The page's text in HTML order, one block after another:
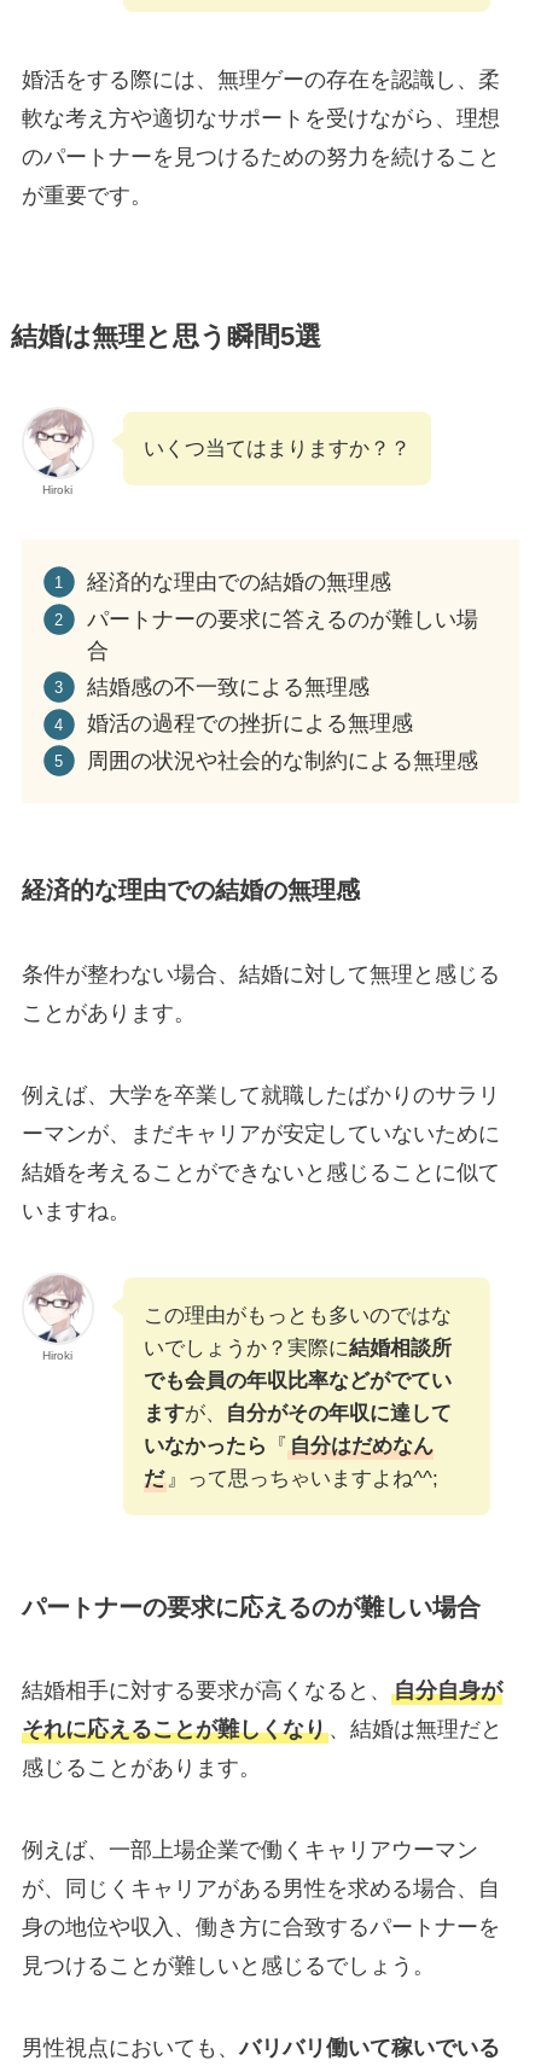
婚活をする際には、無理ゲーの存在を認識し、柔
軟な考え方や適切なサポートを受けながら、理想
のパートナーを見つけるための努力を続けること
が重要です。
結婚は無理と思う瞬間5選
Hiroki
いくつ当てはまりますか？？
経済的な理由での結婚の無理感
パートナーの要求に答えるのが難しい場
合
結婚感の不一致による無理感
婚活の過程での挫折による無理感
周囲の状況や社会的な制約による無理感
経済的な理由での結婚の無理感
条件が整わない場合、結婚に対して無理と感じる
ことがあります。
例えば、大学を卒業して就職したばかりのサラリ
ーマンが、まだキャリアが安定していないために
結婚を考えることができないと感じることに似て
いますね。
Hiroki
この理由がもっとも多いのではな
いでしょうか？実際に結婚相談所
でも会員の年収比率などがでてい
ますが、
自分がその年収に達して
いなかったら
『 自分はだめなん
だ』って思っちゃいますよね^^;
パートナーの要求に応えるのが難しい場合
結婚相手に対する要求が高くなると、 自分自身が
それに応えることが難しくなり、結婚は無理だと
感じることがあります。
例えば、一部上場企業で働くキャリアウーマン
が、同じくキャリアがある男性を求める場合、自
身の地位や収入、働き方に合致するパートナーを
見つけることが難しいと感じるでしょう。
男性視点においても、バリバリ働いて稼いでいる